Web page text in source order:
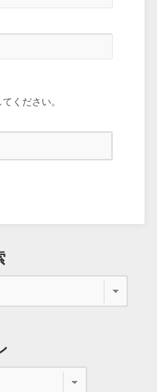
ください。